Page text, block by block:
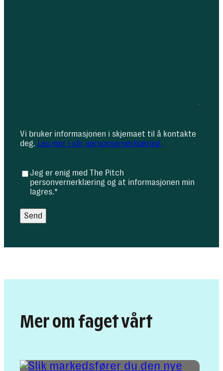
Vi bruker informasjonen i skjemaet til å kontakte
deg. Les mer i vår personvernerklæring.
C
s
e
t
Jeg er enig med The Pitch
personvernerklæring og at informasjonen min
lagres.*
Send
Mer om faget vårt